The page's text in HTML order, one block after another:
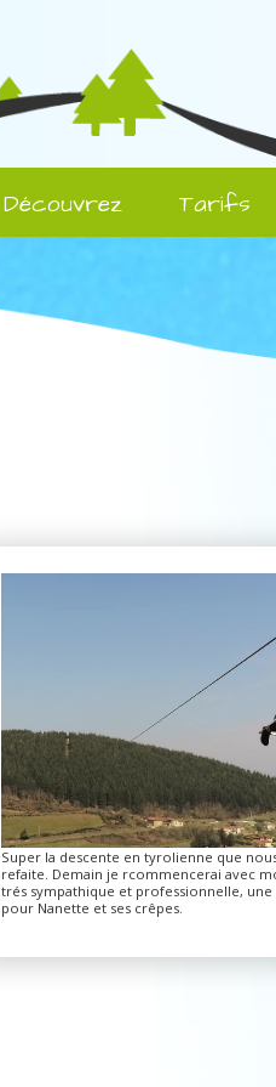
Découvrez Tarifs
Super la descente en tyrolienne que
refaite. Demain je rcommencerai avec
trés sympathique et professionnelle,
pour Nanette et ses crêpes.